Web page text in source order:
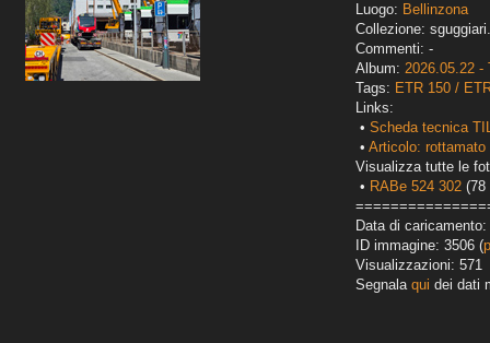
Luogo: Bellinzona
Collezione:
Commenti: -
Album: 2026.05.22 -
Tags: ETR 150 /
Links:
• Scheda tecnica
• Articolo:
Visualizza tutte le
• RABe 524 302 (78
Data di
ID immagine: 3506 (
Visualizzazioni: 571
Segnala qui dei dati